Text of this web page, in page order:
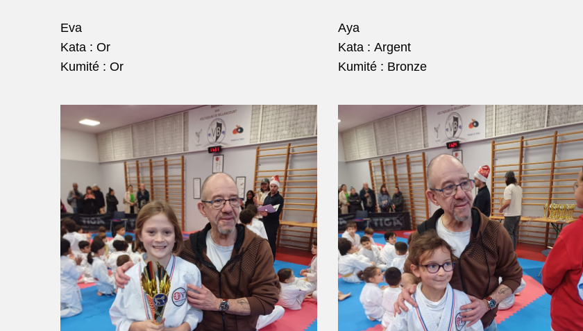
Eva
Kata : Or
Kumité : Or
Aya
Kata : Argent
Kumité : Bronze